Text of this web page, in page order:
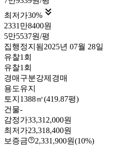
최저가30% 
2331만8400원
5만5537원/평
집행정지됨2025년 07월 28일
유찰1회
유찰1회
경매구분강제경매
용도유지
토지 1388㎡(419.87평)
건물-
감정가33,312,000원
최저가23,318,400원
보증금
2,331,900원(10%)